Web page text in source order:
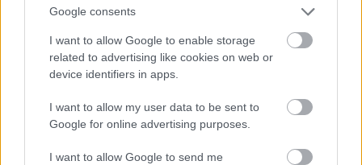
Google consents
I want to allow Google to enable storage
related to advertising like cookies on web or
device identifiers in apps.
I want to allow my user data to be sent to
Google for online advertising purposes.
I want to allow Google to send me
θυμός όλος βγαίνει και στο τέλος, γιατί από παντού
αποδοχή από πουθενά. Από τη δουλειά του, από τη
μητέρα του, από τη σύντροφό του. Δεν υπάρχει κάτι
καλό να δει αυτός ο άνθρωπος.
Σε μια τόσο εσωτερική παράσταση, τι χρειάζεται
περισσότερο ένας ηθοποιός; Έλεγχο ή την τόλμη
να εκτεθεί;